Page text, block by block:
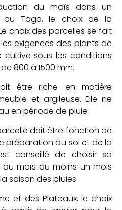
du maïs dans un
au Togo, le choix de la
choix des parcelles se fait
exigences des plants de
cultive sous les conditions
800 à 1500 mm.
être riche en matière
et argileuse. Elle ne
en période de pluie.
doit être fonction de
préparation du sol et de la
conseillé de choisir sa
maïs au moins un mois
saison des pluies.
et des Plateaux, le choix